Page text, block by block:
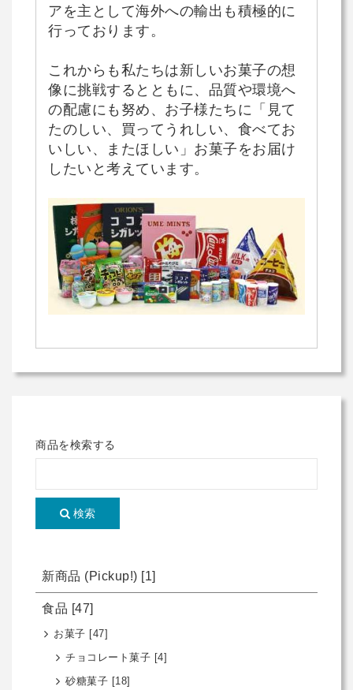
商品を検索する
検索
新商品 (Pickup!) [1]
食品 [47]
お菓子 [47]
チョコレート菓子 [4]
砂糖菓子 [18]
アを主として海外への輸出も積極的に
行っております。
これからも私たちは新しいお菓子の想
像に挑戦するとともに、品質や環境へ
の配慮にも努め、お子様たちに「見て
たのしい、買ってうれしい、食べてお
いしい、またほしい」お菓子をお届け
したいと考えています。